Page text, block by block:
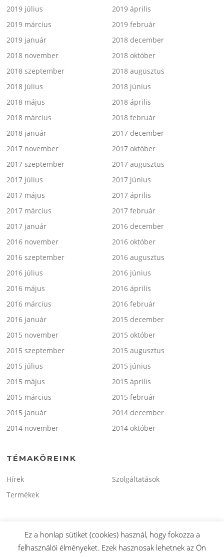
2019 július
2019 április
2019 március
2019 február
2019 január
2018 december
2018 november
2018 október
2018 szeptember
2018 augusztus
2018 július
2018 június
2018 május
2018 április
2018 március
2018 február
2018 január
2017 december
2017 november
2017 október
2017 szeptember
2017 augusztus
2017 július
2017 június
2017 május
2017 április
2017 március
2017 február
2017 január
2016 december
2016 november
2016 október
2016 szeptember
2016 augusztus
2016 július
2016 június
2016 május
2016 április
2016 március
2016 február
2016 január
2015 december
2015 november
2015 október
2015 szeptember
2015 augusztus
2015 július
2015 június
2015 május
2015 április
2015 március
2015 február
2015 január
2014 december
2014 november
2014 október
TÉMAKÖREINK
Hírek
Szolgáltatások
Termékek
Ez a honlap sütiket (cookies) használ, hogy fokozza a
felhasználói élményeket. Ezek hasznosak lehetnek az Ön